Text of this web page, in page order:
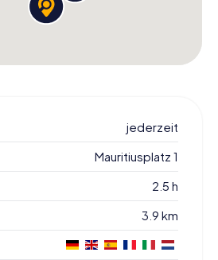
jederzeit
Mauritiusplatz 1
2.5 h
3.9 km